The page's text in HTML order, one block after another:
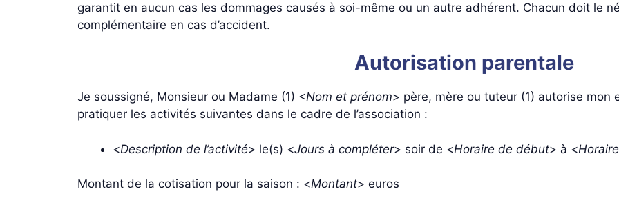
garantit en aucun cas les dommages causés à soi-même ou un autre adhérent. Chacun doit le
complémentaire en cas d’accident.
Autorisation parentale
Je soussigné, Monsieur ou Madame (1) <Nom et prénom> père, mère ou tuteur (1) autorise
pratiquer les activités suivantes dans le cadre de l’association :
<Description de l’activité> le(s) <Jours à compléter> soir de <Horaire de début> à <
Montant de la cotisation pour la saison : <Montant> euros